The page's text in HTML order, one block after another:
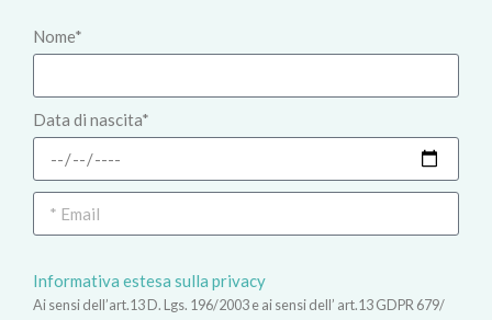
Nome*
Data di nascita*
Informativa estesa sulla privacy
Ai sensi dell’art.13 D. Lgs. 196/2003 e ai sensi dell’ art.13 GDPR 679/